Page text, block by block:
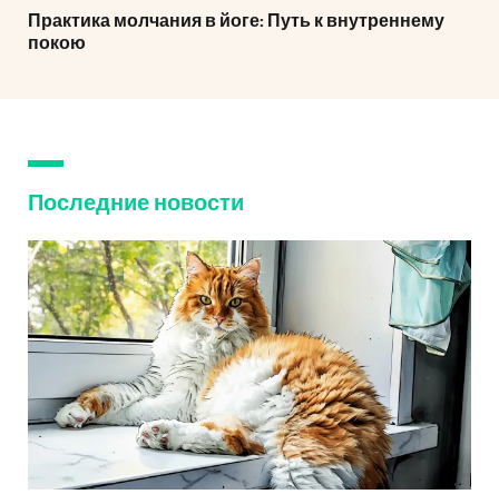
Практика молчания в йоге: Путь к внутреннему
покою
Последние новости